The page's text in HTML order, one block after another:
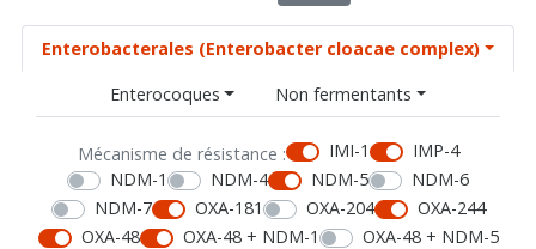
Enterobacterales (Enterobacter cloacae complex)
Enterocoques
Non fermentants
Mécanisme de résistance : IMI-1
IMP-4
NDM-1
NDM-4 NDM-5
NDM-6
NDM-7
OXA-181 OXA-204
OXA-244
OXA-48
OXA-48 + NDM-1
OXA-48 + NDM-5